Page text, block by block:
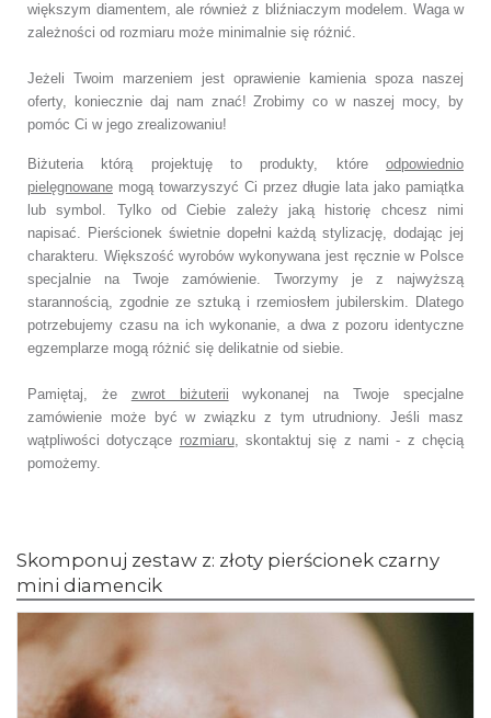
większym diamentem, ale również z bliźniaczym modelem. Waga w
zależności od rozmiaru może minimalnie się różnić.
Jeżeli Twoim marzeniem jest oprawienie kamienia spoza naszej
oferty, koniecznie daj nam znać! Zrobimy co w naszej mocy, by
pomóc Ci w jego zrealizowaniu!
Biżuteria którą projektuję to produkty, które odpowiednio
pielęgnowane mogą towarzyszyć Ci przez długie lata jako pamiątka
lub symbol. Tylko od Ciebie zależy jaką historię chcesz nimi
napisać. Pierścionek świetnie dopełni każdą stylizację, dodając jej
charakteru. Większość wyrobów wykonywana jest ręcznie w Polsce
specjalnie na Twoje zamówienie. Tworzymy je z najwyższą
starannością, zgodnie ze sztuką i rzemiosłem jubilerskim. Dlatego
potrzebujemy czasu na ich wykonanie, a dwa z pozoru identyczne
egzemplarze mogą różnić się delikatnie od siebie.
Pamiętaj, że zwrot biżuterii wykonanej na Twoje specjalne
zamówienie może być w związku z tym utrudniony. Jeśli masz
wątpliwości dotyczące rozmiaru, skontaktuj się z nami - z chęcią
pomożemy.
Skomponuj zestaw z: złoty pierścionek czarny
mini diamencik